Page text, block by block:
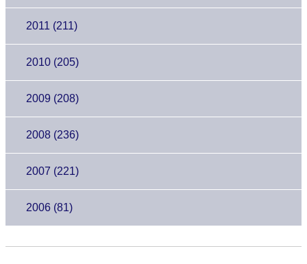
2011 (211)
2010 (205)
2009 (208)
2008 (236)
2007 (221)
2006 (81)